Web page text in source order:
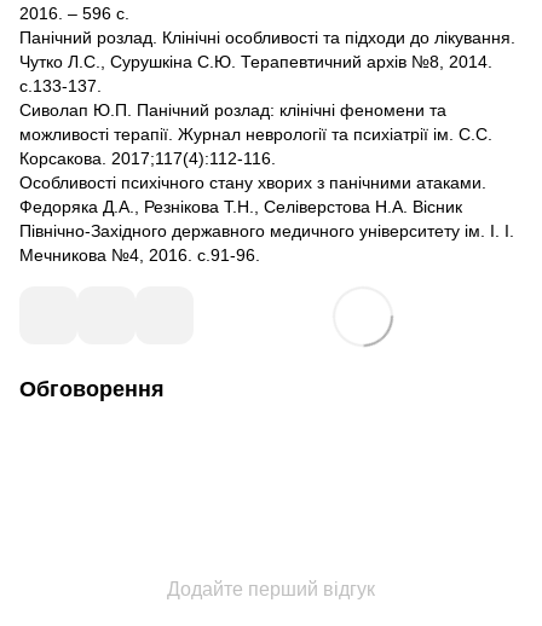
2016. – 596 с.
Панічний розлад. Клінічні особливості та підходи до лікування.
Чутко Л.С., Сурушкіна С.Ю. Терапевтичний архів №8, 2014.
с.133-137.
Сиволап Ю.П. Панічний розлад: клінічні феномени та
можливості терапії. Журнал неврології та психіатрії ім. С.С.
Корсакова. 2017;117(4):112-116.
Особливості психічного стану хворих з панічними атаками.
Федоряка Д.А., Резнікова Т.Н., Селіверстова Н.А. Вісник
Північно-Західного державного медичного університету ім. І. І.
Мечникова №4, 2016. с.91-96.
Обговорення
Додайте перший відгук